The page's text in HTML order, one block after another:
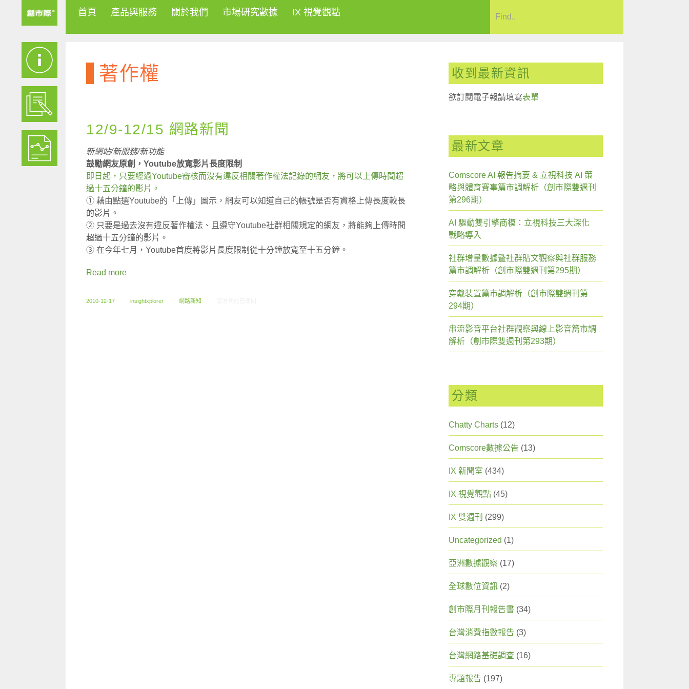
首頁 產品與服務 關於我們 市場研究數據 IX 視覺觀點
著作權
12/9-12/15 網路新聞
新網站/新服務/新功能
鼓勵網友原創，Youtube放寬影片長度限制
即日起，只要經過Youtube審核而沒有違反相關著作權法記錄的網友，將可以上傳時間超
過十五分鐘的影片。
① 藉由點選Youtube的「上傳」圖示，網友可以知道自己的帳號是否有資格上傳長度較長
的影片。
② 只要是過去沒有違反著作權法、且遵守Youtube社群相關規定的網友，將能夠上傳時間
超過十五分鐘的影片。
③ 在今年七月，Youtube首度將影片長度限制從十分鐘放寬至十五分鐘。
Read more
2010-12-17 insightxplorer 網路新知
收到最新資訊
欲訂閱電子報請填寫表單
最新文章
Comscore AI 報告摘要 & 立視科技 AI 策
略與體育賽事篇市調解析（創市際雙週刊
第296期）
AI 驅動雙引擎商模：立視科技三大深化
戰略導入
社群增量數據暨社群貼文觀察與社群服務
篇市調解析（創市際雙週刊第295期）
穿戴裝置篇市調解析（創市際雙週刊第
294期）
串流影音平台社群觀察與線上影音篇市調
解析（創市際雙週刊第293期）
分類
Chatty Charts (12)
Comscore數據公告 (13)
IX 新聞室 (434)
IX 視覺觀點 (45)
IX 雙週刊 (299)
Uncategorized (1)
亞洲數據觀察 (17)
全球數位資訊 (2)
創市際月刊報告書 (34)
台灣消費指數報告 (3)
台灣網路基礎調查 (16)
專題報告 (197)